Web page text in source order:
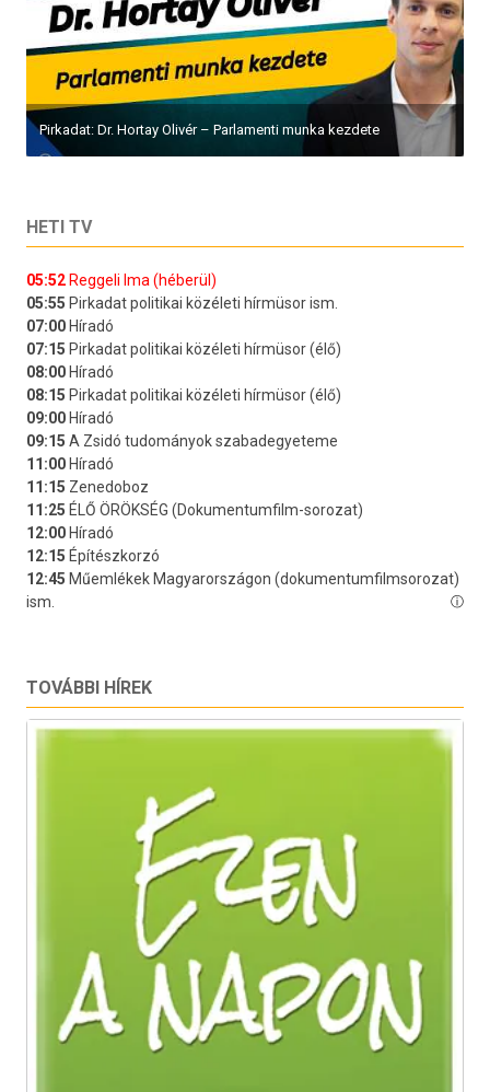
Pirkadat: Dr. Hortay Olivér – Parlamenti munka kezdete
HETI TV
TOVÁBBI HÍREK